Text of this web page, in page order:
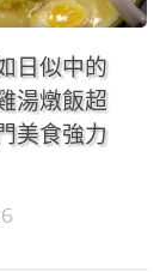
日似中的
湯燉飯超
美食強力